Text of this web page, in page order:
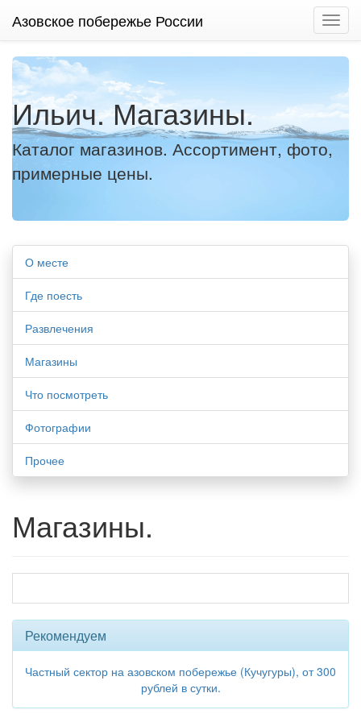
Азовское побережье России
Ильич. Магазины.
Каталог магазинов. Ассортимент, фото,
примерные цены.
О месте
Где поесть
Развлечения
Магазины
Что посмотреть
Фотографии
Прочее
Магазины.
Рекомендуем
Частный сектор на азовском побережье (Кучугуры), от 300
рублей в сутки.